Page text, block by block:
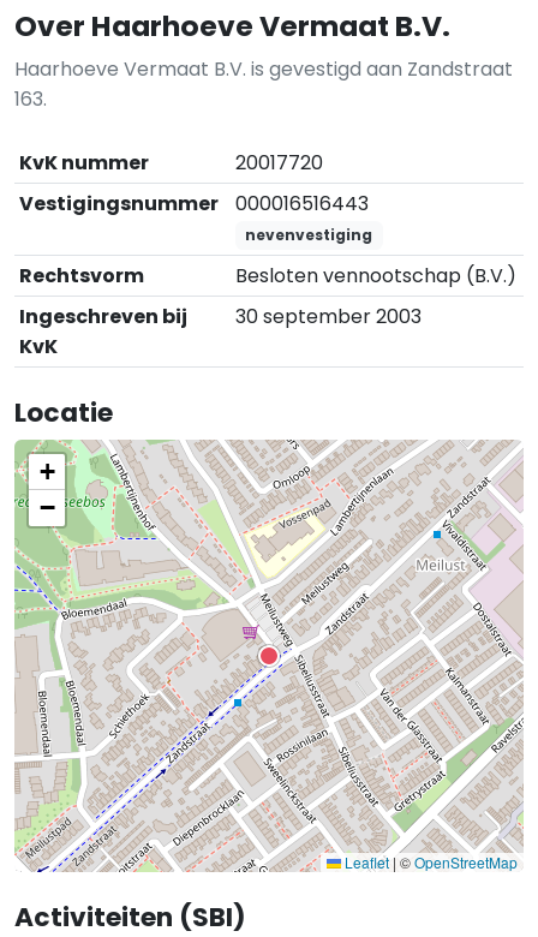
Over Haarhoeve Vermaat B.V.
Haarhoeve Vermaat B.V. is gevestigd aan Zandstraat
163.
KvK nummer
20017720
Vestigingsnummer
000016516443
nevenvestiging
Rechtsvorm
Besloten vennootschap (B.V.)
Ingeschreven bij
KvK
30 september 2003
Locatie
+
−
Leaflet | ©OpenStreetMap
Activiteiten (SBI)